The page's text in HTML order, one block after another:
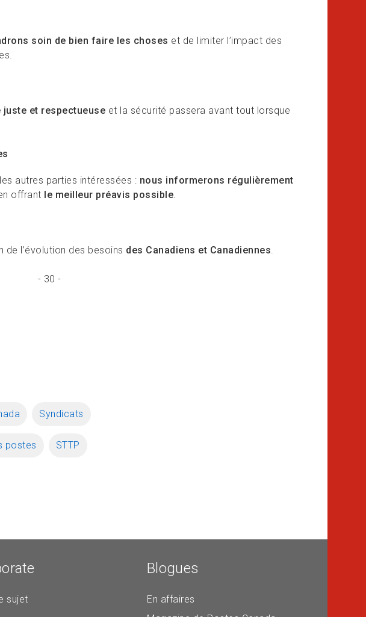
soin de bien faire les choses et de limiter l’impact des
et respectueuse et la sécurité passera avant tout lorsque
autres parties intéressées : nous informerons régulièrement
offrant le meilleur préavis possible.
de l’évolution des besoins des Canadiens et Canadiennes.
- 30 -
Syndicats
postes STTP
sujet
Blogues
En affaires